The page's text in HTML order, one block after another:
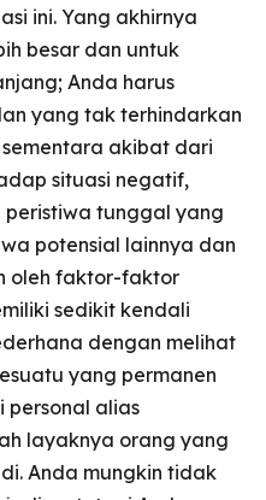
ini. Yang akhirnya
besar dan untuk
Anda harus
yang tak terhindarkan
akibat dari
situasi negatif,
tunggal yang
potensial lainnya dan
oleh faktor-faktor
sedikit kendali
dengan melihat
yang permanen
personal alias
layaknya orang yang
Anda mungkin tidak